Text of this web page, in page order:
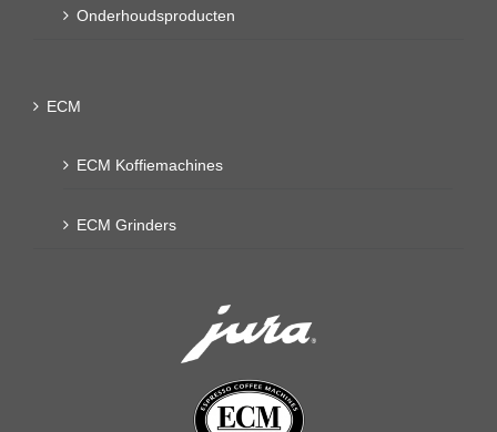
Onderhoudsproducten
ECM
ECM Koffiemachines
ECM Grinders